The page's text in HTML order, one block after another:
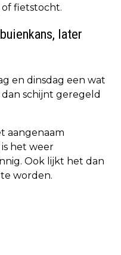
fietstocht.
later
en dinsdag een wat
schijnt geregeld
aangenaam
het weer
Ook lijkt het dan
worden.